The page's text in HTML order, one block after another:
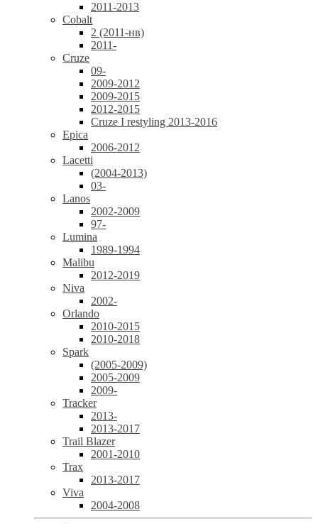
2011-2013
Cobalt
2 (2011-нв)
2011-
Cruze
09-
2009-2012
2009-2015
2012-2015
Cruze I restyling 2013-2016
Epica
2006-2012
Lacetti
(2004-2013)
03-
Lanos
2002-2009
97-
Lumina
1989-1994
Malibu
2012-2019
Niva
2002-
Orlando
2010-2015
2010-2018
Spark
(2005-2009)
2005-2009
2009-
Tracker
2013-
2013-2017
Trail Blazer
2001-2010
Trax
2013-2017
Viva
2004-2008